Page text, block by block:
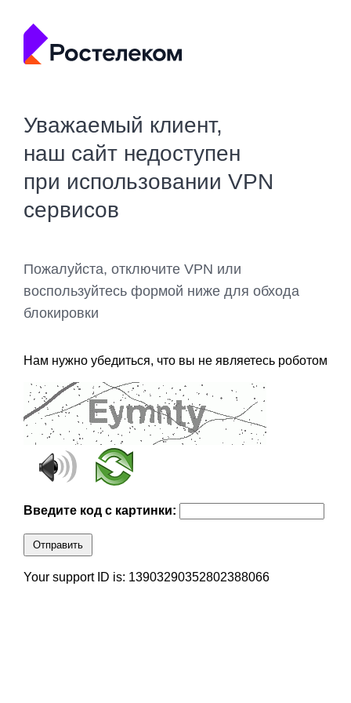
Уважаемый клиент,
наш сайт недоступен
при использовании VPN
сервисов
Пожалуйста, отключите VPN или
воспользуйтесь формой ниже для обхода
блокировки
Нам нужно убедиться, что вы не являетесь роботом
Введите код с картинки:
Отправить
Your support ID is: 13903290352802388066